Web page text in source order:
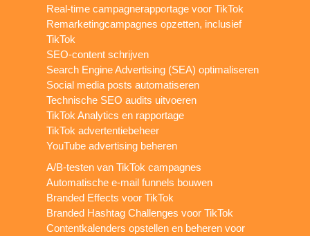
Real-time campagnerapportage voor TikTok
Remarketingcampagnes opzetten, inclusief
TikTok
SEO-content schrijven
Search Engine Advertising (SEA) optimaliseren
Social media posts automatiseren
Technische SEO audits uitvoeren
TikTok Analytics en rapportage
TikTok advertentiebeheer
YouTube advertising beheren
A/B-testen van TikTok campagnes
Automatische e-mail funnels bouwen
Branded Effects voor TikTok
Branded Hashtag Challenges voor TikTok
Contentkalenders opstellen en beheren voor